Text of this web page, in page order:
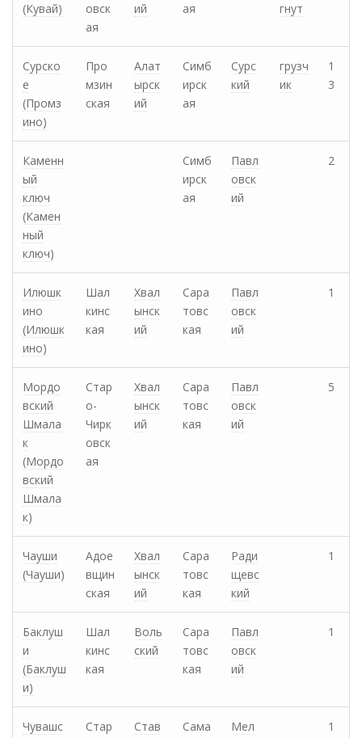
(Кувай)
овск
ая
ий
ая
гнут
Сурско
е
(Промз
ино)
Про
мзин
ская
Алат
ырск
ий
Симб
ирск
ая
Сурс
кий
грузч
ик
1
3
Каменн
ый
ключ
(Камен
ный
ключ)
Симб
ирск
ая
Павл
овск
ий
2
Илюшк
ино
(Илюшк
ино)
Шал
кинс
кая
Хвал
ынск
ий
Сара
товс
кая
Павл
овск
ий
1
Мордо
вский
Шмала
к
(Мордо
вский
Шмала
к)
Стар
о-
Чирк
овск
ая
Хвал
ынск
ий
Сара
товс
кая
Павл
овск
ий
5
Чауши
(Чауши)
Адое
вщин
ская
Хвал
ынск
ий
Сара
товс
кая
Ради
щевс
кий
1
Баклуш
и
(Баклуш
и)
Шал
кинс
кая
Воль
ский
Сара
товс
кая
Павл
овск
ий
1
Чувашс
Стар
Став
Сама
Мел
1